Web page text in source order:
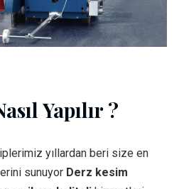
Yapılır ?
yıllardan beri size en
sunuyor Derz kesim